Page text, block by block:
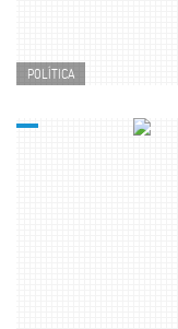
POLÍTICA